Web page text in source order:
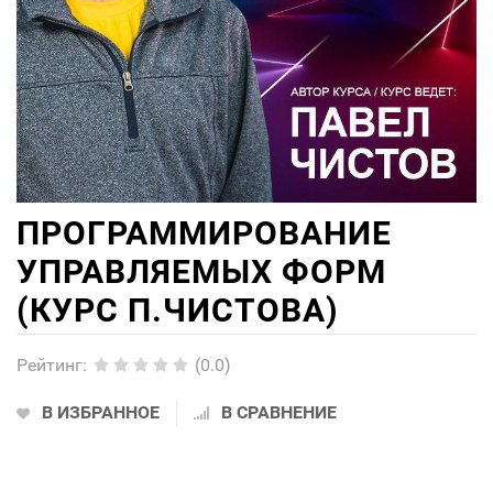
ПРОГРАММИРОВАНИЕ
УПРАВЛЯЕМЫХ ФОРМ
(КУРС П.ЧИСТОВА)
Рейтинг: (0.0)
В ИЗБРАННОЕ В СРАВНЕНИЕ